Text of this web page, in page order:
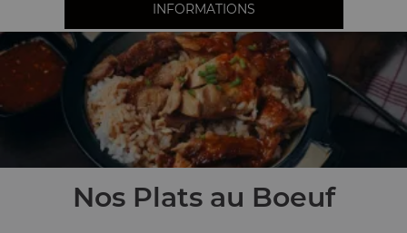
INFORMATIONS
Nos Plats au Boeuf